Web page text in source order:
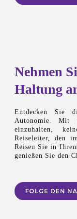
Nehmen
Haltung
Entdecken Sie
Autonomie. Mit
einzuhalten,
Reiseleiter, den
Reisen Sie in
genießen Sie den
FOLGE DEN